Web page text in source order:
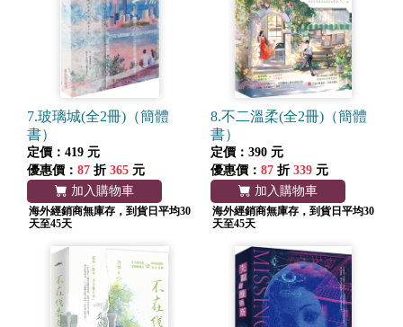
7.玻璃城(全2冊)（簡體
書）
定價：419 元
優惠價： 87 折 365 元
加入購物車
海外經銷商無庫存，到貨日平均30
天至45天
8.不二溫柔(全2冊)（簡體
書）
定價：390 元
優惠價： 87 折 339 元
加入購物車
海外經銷商無庫存，到貨日平均30
天至45天